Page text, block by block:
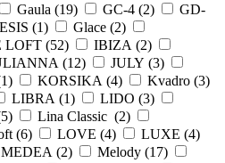
Gaula (19) GC-4 (2)
GD-
(1) Glace (2)
LOFT (52) IBIZA (2)
(12) JULY (3)
1) KORSIKA (4) Kvadro (3)
LIBRA (1) LIDO (3)
5) Lina Classic (2)
(6) LOVE (4) LUXE (4)
MEDEA (2) Melody (17)